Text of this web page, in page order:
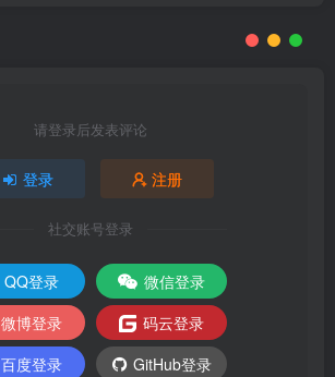
请登录后发表评论
登录 注册
社交账号登录
QQ登录
微信登录
微博登录
码云登录
百度登录
GitHub登录